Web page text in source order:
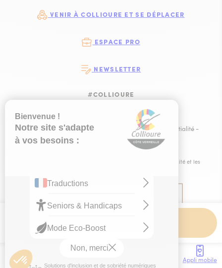
Accès Appli mobile
Contact
VENIR À COLLIOURE ET SE DÉPLACER
ESPACE PRO
NEWSLETTER
#COLLIOURE
SUIVEZ-NOUS
SUIVEZ-NOUS
SUIVEZ-
SUIVEZ-
Plan du site -Mentions légales Politique de confidentialité -
Ce site est éco-conçu !
Éditer mes cookies
IRIS Interactive
règles de confidentialitéet les